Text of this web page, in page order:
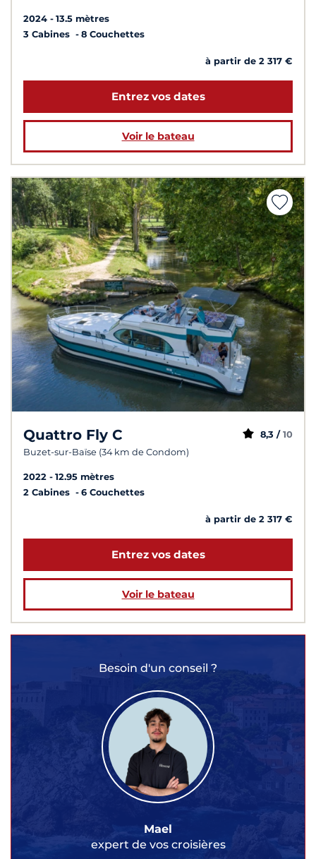
2024
13.5 mètres
3 Cabines
8 Couchettes
à partir de 2 317 €
Entrez vos dates
Voir le bateau
Quattro Fly C
Buzet-sur-Baïse (34 km de Condom)
8,3 / 10
2022
12.95 mètres
2 Cabines
6 Couchettes
à partir de 2 317 €
Entrez vos dates
Voir le bateau
Besoin d'un conseil ?
Mael
expert de vos croisières